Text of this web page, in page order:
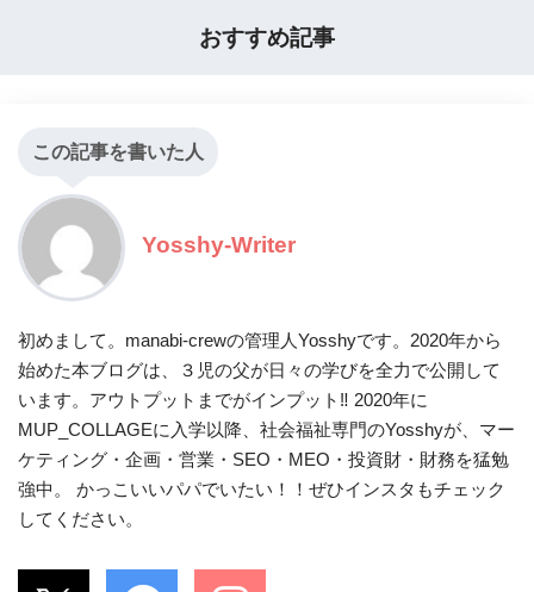
おすすめ記事
この記事を書いた人
Yosshy-Writer
初めまして。manabi-crewの管理人Yosshyです。2020年から
始めた本ブログは、３児の父が日々の学びを全力で公開して
います。アウトプットまでがインプット‼ 2020年に
MUP_COLLAGEに入学以降、社会福祉専門のYosshyが、マー
ケティング・企画・営業・SEO・MEO・投資財・財務を猛勉
強中。 かっこいいパパでいたい！！ぜひインスタもチェック
してください。